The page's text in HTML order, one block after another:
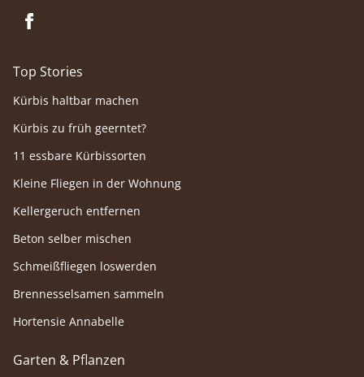
Top Stories
Kürbis haltbar machen
Kürbis zu früh geerntet?
11 essbare Kürbissorten
Kleine Fliegen in der Wohnung
Kellergeruch entfernen
Beton selber mischen
Schmeißfliegen loswerden
Brennesselsamen sammeln
Hortensie Annabelle
Garten & Pflanzen